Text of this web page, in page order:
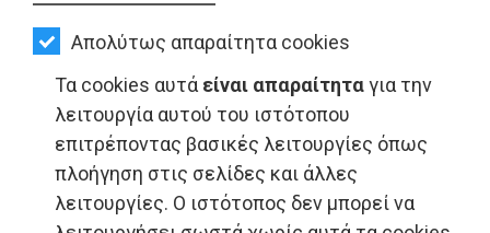
Απολύτως απαραίτητα cookies
Τα cookies αυτά είναι απαραίτηταγια την
λειτουργία αυτού του ιστότοπου
επιτρέποντας βασικές λειτουργίες όπως
πλοήγηση στις σελίδες και άλλες
λειτουργίες. Ο ιστότοπος δεν μπορεί να
ΟΙΚΟΝΟΜΙΑ
ΑΘΛΗΤΙΣΜΟΣ
ΠΟΛΙΤΙΣΜΟΣ
ΣΠΙΤΙ-
ΚΗΠΟΣ
LIFESTYLE - Ελλάδα